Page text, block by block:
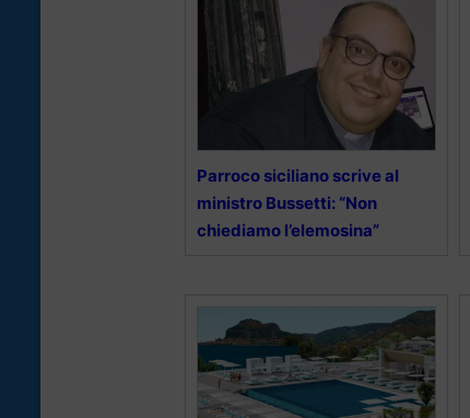
Parroco siciliano scrive al
ministro Bussetti: “Non
chiediamo l’elemosina”